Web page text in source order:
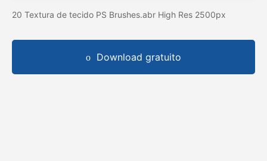
20 Textura de tecido PS Brushes.abr High Res 2500px
Download gratuito